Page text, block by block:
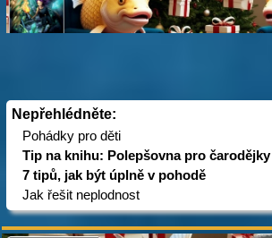
Nepřehlédněte:
Pohádky pro děti
Tip na knihu: Polepšovna pro čarodějky
7 tipů, jak být úplně v pohodě
Jak řešit neplodnost